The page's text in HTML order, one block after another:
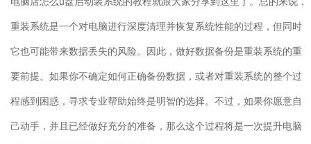
重装系统是一个对电脑进行深度清理并恢复系统性能的过程，但同时
它也可能带来数据丢失的风险。因此，做好数据备份是重装系统的重
要前提。如果你不确定如何正确备份数据，或者对重装系统的整个过
程感到困惑，寻求专业帮助始终是明智的选择。不过，如果你愿意自
己动手，并且已经做好充分的准备，那么这个过程将是一次提升电脑